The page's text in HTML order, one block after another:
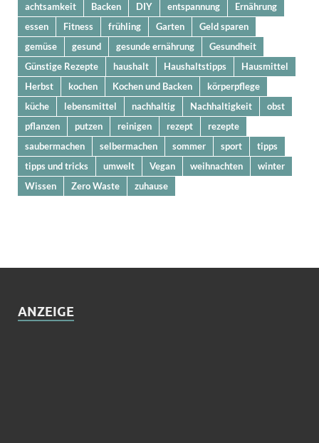
achtsamkeit Backen DIY entspannung
Ernährung
essen
Fitness frühling Garten
Geld sparen
gemüse
gesund gesunde ernährung
Gesundheit
Günstige Rezepte
haushalt Haushaltstipps
Hausmittel
Herbst
kochen Kochen und Backen
körperpflege
küche
lebensmittel nachhaltig Nachhaltigkeit
obst
pflanzen
putzen reinigen rezept
rezepte
saubermachen
selbermachen sommer sport
tipps
tipps und tricks
umwelt Vegan weihnachten
winter
Wissen
Zero Waste zuhause
ANZEIGE